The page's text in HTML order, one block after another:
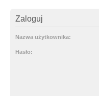
Zaloguj
Nazwa użytkownika:
Hasło: